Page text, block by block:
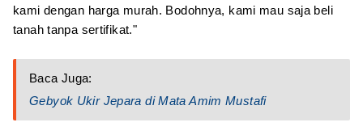
kami dengan harga murah. Bodohnya, kami mau saja beli
tanah tanpa sertifikat."
Baca Juga:
Gebyok Ukir Jepara di Mata Amim Mustafi